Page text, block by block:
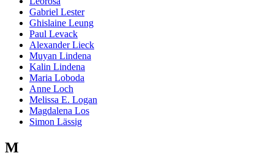
Gabriel Lester
Ghislaine Leung
Paul Levack
Alexander Lieck
Muyan Lindena
Kalin Lindena
Maria Loboda
Anne Loch
Melissa E. Logan
Magdalena Los
Simon Lässig
M